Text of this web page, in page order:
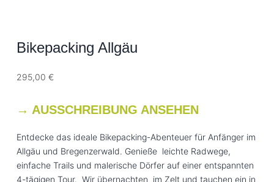
Bikepacking Allgäu
295,00 €
→ AUSSCHREIBUNG ANSEHEN
Entdecke das ideale Bikepacking-Abenteuer für Anfänger im
Allgäu und Bregenzerwald. Genieße leichte Radwege,
einfache Trails und malerische Dörfer auf einer entspannten
4-tägigen Tour. Wir übernachten im Zelt und tauchen ein in